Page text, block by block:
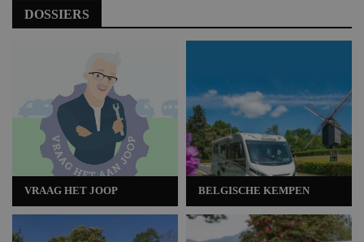
DOSSIERS
VRAAG HET JOOP BELGISCHE KEMPEN